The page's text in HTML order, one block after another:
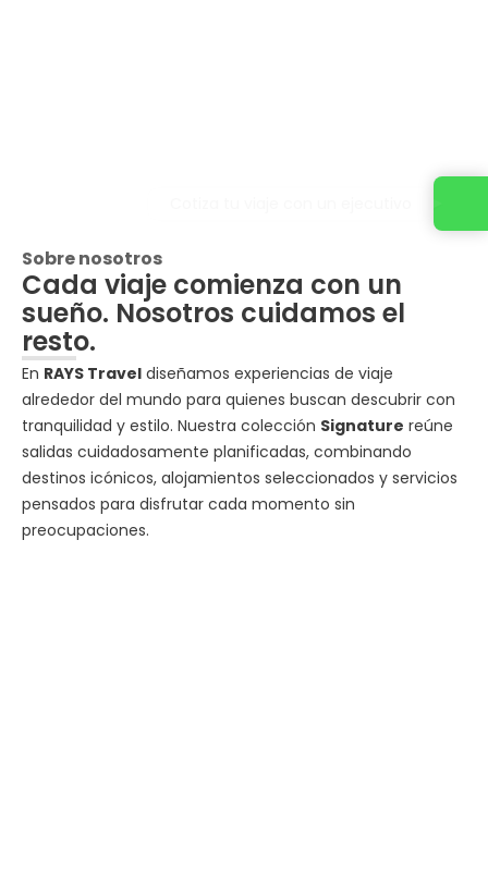
Sobre nosotros
Cada viaje comienza con un
sueño. Nosotros cuidamos el
resto.
En RAYS Travel diseñamos experiencias de viaje
alrededor del mundo para quienes buscan descubrir con
tranquilidad y estilo. Nuestra colección Signature reúne
salidas cuidadosamente planificadas, combinando
destinos icónicos, alojamientos seleccionados y servicios
pensados para disfrutar cada momento sin
preocupaciones.